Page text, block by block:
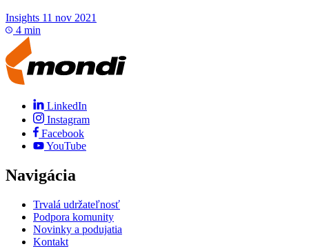
Insights 11 nov 2021
4 min
LinkedIn
Instagram
Facebook
YouTube
Navigácia
Trvalá udržateľnosť
Podpora komunity
Novinky a podujatia
Kontakt